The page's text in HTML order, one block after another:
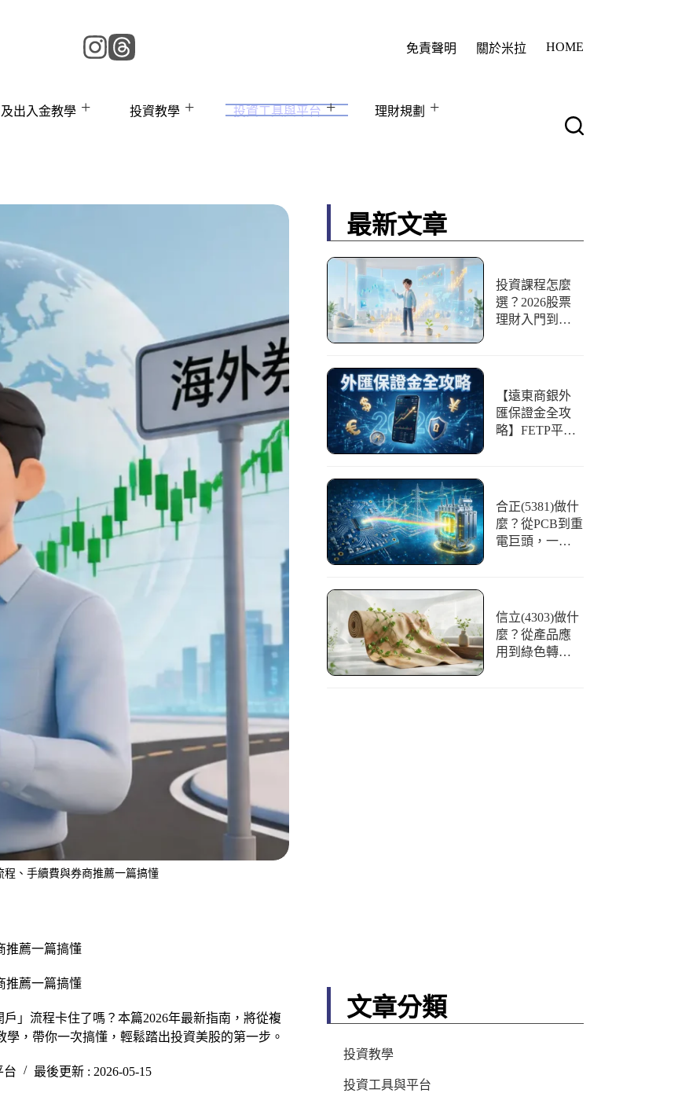
免責聲明 關於米拉 HOME
出入金教學 投資教學 投資工具與平台 理財規劃
程、手續費與券商推薦一篇搞懂
推薦一篇搞懂
推薦一篇搞懂
」流程卡住了嗎？本篇2026年最新指南，將從複
學，帶你一次搞懂，輕鬆踏出投資美股的第一步。
台 最後更新 : 2026-05-15
最新文章
投資課程怎麼
選？2026股票
理財入門到實
【遠東商銀外
匯保證金全攻
略】FETP平台
合正(5381)做什
麼？從PCB到重
電巨頭，一文
信立(4303)做什
麼？從產品應
用到綠色轉
文章分類
投資教學
投資工具與平台